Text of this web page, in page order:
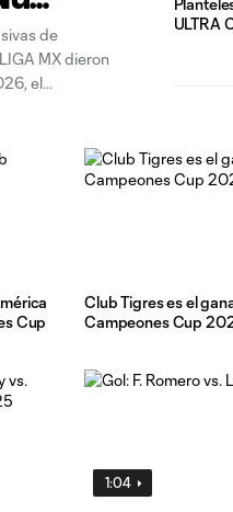
de
MX dieron
el
ULTRA
Cup
Club Tigres es el
Campeones Cup
1:04